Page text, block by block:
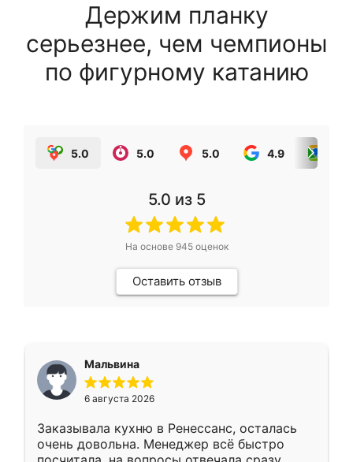
Держим планку
серьезнее, чем чемпионы
по фигурному катанию
5.0 5.0 5.0 4.9
5.0 из 5
На основе 945оценок
Оставить отзыв
Мальвина
6 августа 2026
Заказывала кухню в Ренессанс, осталась
очень довольна. Менеджер всё быстро